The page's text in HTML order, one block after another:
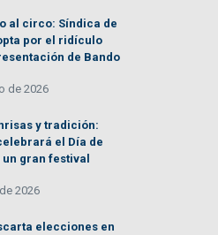
al circo: Síndica de
por el ridículo
de Bando
de 2026
y tradición:
el Día de
un gran festival
2026
elecciones en